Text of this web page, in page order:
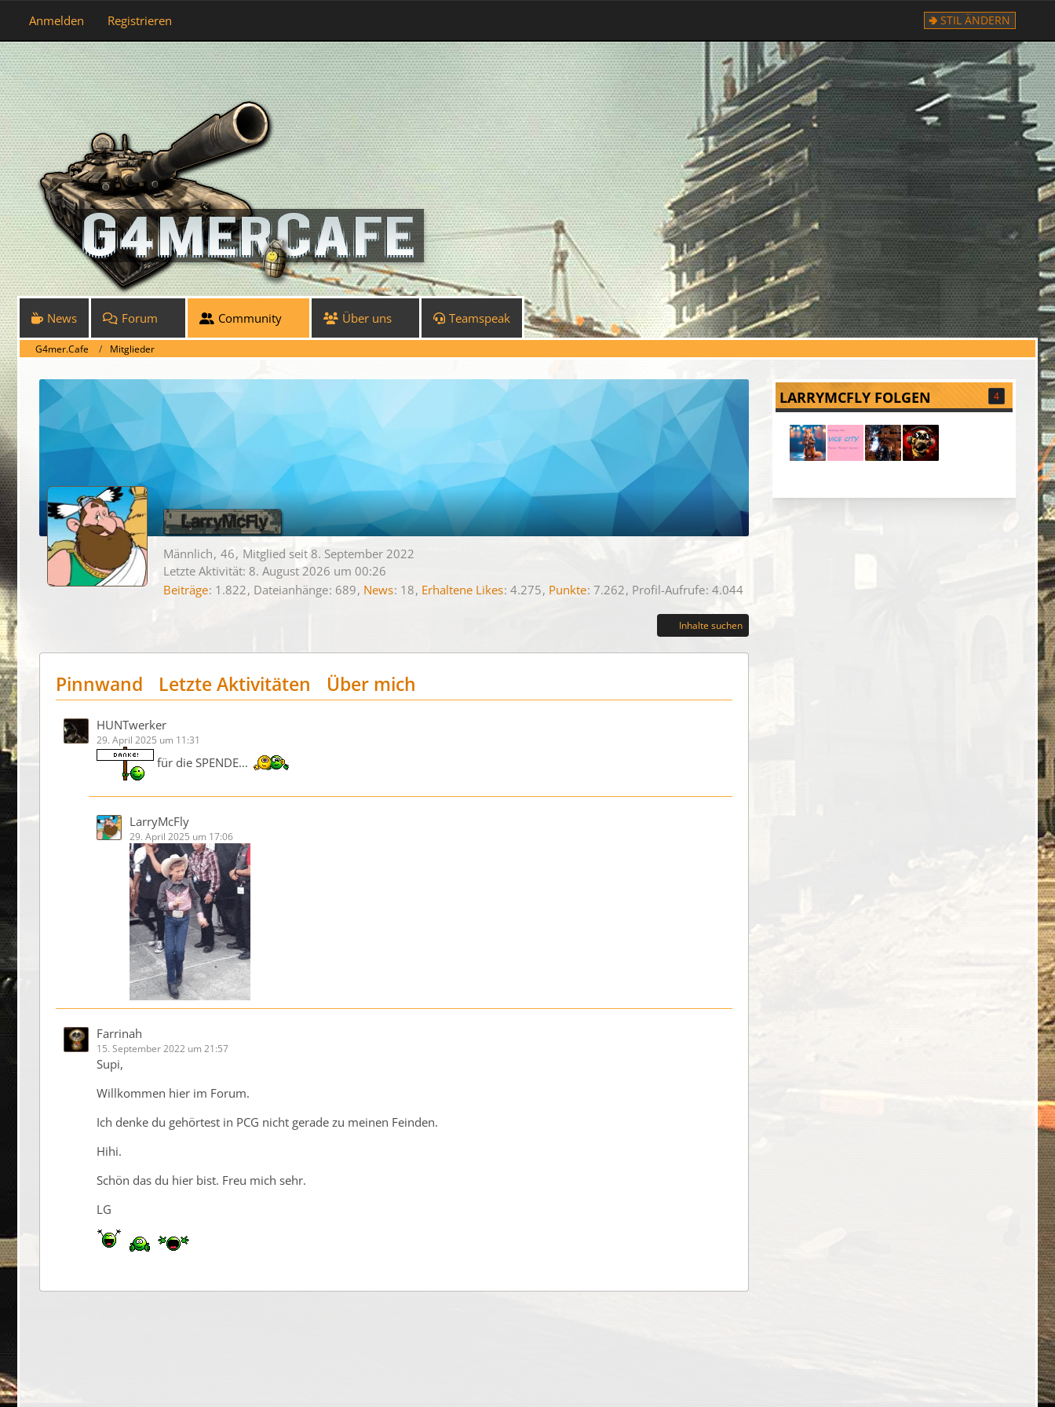
News Forum Community Über uns Teamspeak
Anmelden Registrieren
G4mer.Cafe Mitglieder
LarryMcFly
Männlich 46 Mitglied seit 8. September 2022
Letzte Aktivität: 8. August 2026 um 00:26
Beiträge 1.822 Dateianhänge 689 News 18 Erhaltene Likes 4.275 Punkte 7.262 Profil-Aufrufe 4.044
Inhalte suchen
Pinnwand Letzte Aktivitäten Über mich
HUNTwerker
29. April 2025 um 11:31
für die SPENDE...
LarryMcFly
29. April 2025 um 17:06
Farrinah
15. September 2022 um 21:57
Supi,
Willkommen hier im Forum.
Ich denke du gehörtest in PCG nicht gerade zu meinen Feinden.
Hihi.
Schön das du hier bist. Freu mich sehr.
LG
LARRYMCFLY FOLGEN 4
STIL ÄNDERN